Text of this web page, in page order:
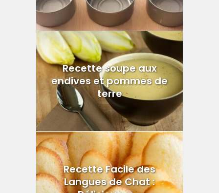
Recette soupe aux
endives et pommes de
terre
Recette Facile des
Langues de Chat :